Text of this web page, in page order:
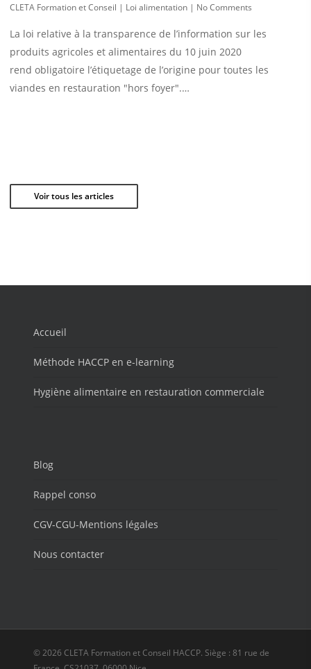
CLETA Formation et Conseil | Loi alimentation | No Comments
La loi relative à la transparence de l’information sur les
produits agricoles et alimentaires du 10 juin 2020
rend obligatoire l’étiquetage de l’origine pour toutes les
viandes en restauration "hors foyer".…
Voir tous les articles
Accueil
Méthode HACCP en e-learning
Hygiène alimentaire en restauration commerciale
Blog
Rappel conso
CGV-CGU-Mentions légales
Nous contacter
© 2026 CLETA Formation et Conseil HACCP. Siège : 81 rue de